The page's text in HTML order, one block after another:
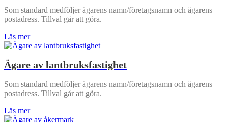
Som standard medföljer ägarens namn/företagsnamn och ägarens
postadress. Tillval går att göra.
Läs mer
Ägare av lantbruksfastighet
Som standard medföljer ägarens namn/företagsnamn och ägarens
postadress. Tillval går att göra.
Läs mer